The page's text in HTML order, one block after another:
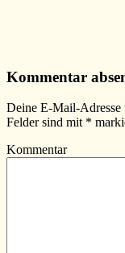
Kommentar
Deine E-Mail-
Felder sind mit *
Kommentar